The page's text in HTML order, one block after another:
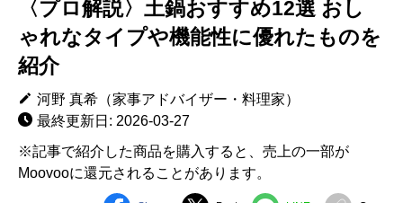
〈プロ解説〉土鍋おすすめ12選 おし
ゃれなタイプや機能性に優れたものを
紹介
河野 真希（家事アドバイザー・料理家）
最終更新日: 2026-03-27
※記事で紹介した商品を購入すると、売上の一部が
Moovooに還元されることがあります。